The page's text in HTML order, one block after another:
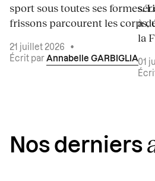
sport sous toutes ses formes.
frissons parcourent les corps,
21 juillet 2026
•
Écrit par Annabelle GARBIGLIA
à
la
01
Nos derniers